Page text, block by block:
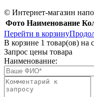
© Интернет-магазин
Фото Наименование
Перейти в корзину
В корзине 1 товар(ов) на
Запрос цены товара
Наименование: